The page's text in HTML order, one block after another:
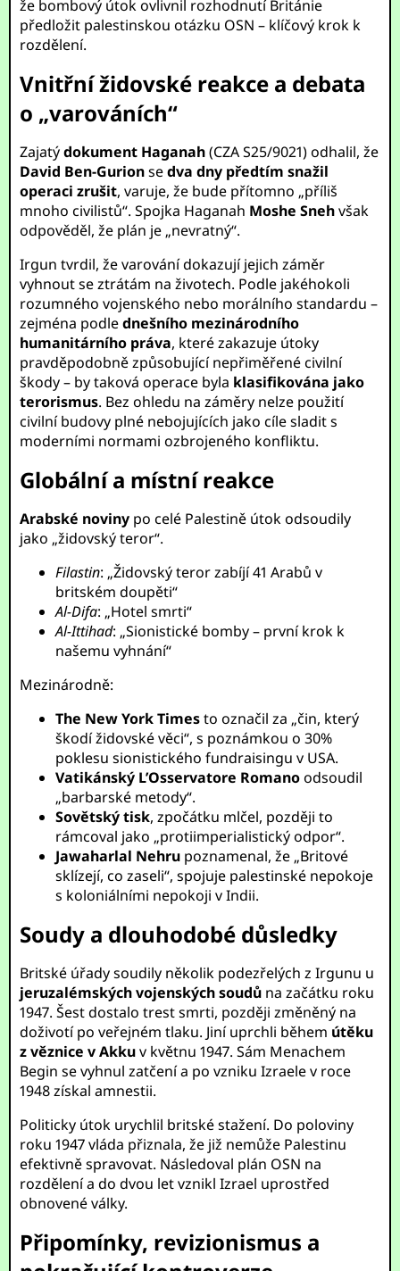
že bombový útok ovlivnil rozhodnutí Británie
předložit palestinskou otázku OSN – klíčový krok k
rozdělení.
Vnitřní židovské reakce a debata
o „varováních“
Zajatýdokument Haganah(CZA S25/9021) odhalil, že
David Ben-Gurionsedva dny předtím snažil
operaci zrušit, varuje, že bude přítomno „příliš
mnoho civilistů“. Spojka Haganah Moshe Snehvšak
odpověděl, že plán je „nevratný“.
Irgun tvrdil, že varování dokazují jejich záměr
vyhnout se ztrátám na životech. Podle jakéhokoli
rozumného vojenského nebo morálního standardu –
zejména podlednešního mezinárodního
humanitárního práva, které zakazuje útoky
pravděpodobně způsobující nepřiměřené civilní
škody – by taková operace byla klasifikována jako
terorismus. Bez ohledu na záměry nelze použití
civilní budovy plné nebojujících jako cíle sladit s
moderními normami ozbrojeného konfliktu.
Globální a místní reakce
Arabské noviny po celé Palestině útok odsoudily
jako „židovský teror“.
Filastin: „Židovský teror zabíjí 41 Arabů v
britském doupěti“
Al-Difa: „Hotel smrti“
Al-Ittihad: „Sionistické bomby – první krok k
našemu vyhnání“
Mezinárodně:
The New York Timesto označil za „čin, který
škodí židovské věci“, s poznámkou o 30%
poklesu sionistického fundraisingu v USA.
Vatikánský L’Osservatore Romanoodsoudil
„barbarské metody“.
Sovětský tisk, zpočátku mlčel, později to
rámcoval jako „protiimperialistický odpor“.
Jawaharlal Nehru poznamenal, že „Britové
sklízejí, co zaseli“, spojuje palestinské nepokoje
s koloniálními nepokoji v Indii.
Soudy a dlouhodobé důsledky
Britské úřady soudily několik podezřelých z Irgunu u
jeruzalémských vojenských soudů na začátku roku
1947. Šest dostalo trest smrti, později změněný na
doživotí po veřejném tlaku. Jiní uprchli během útěku
z věznice v Akkuv květnu 1947. Sám Menachem
Begin se vyhnul zatčení a po vzniku Izraele v roce
1948 získal amnestii.
Politicky útok urychlil britské stažení. Do poloviny
roku 1947 vláda přiznala, že již nemůže Palestinu
efektivně spravovat. Následoval plán OSN na
rozdělení a do dvou let vznikl Izrael uprostřed
obnovené války.
Připomínky, revizionismus a